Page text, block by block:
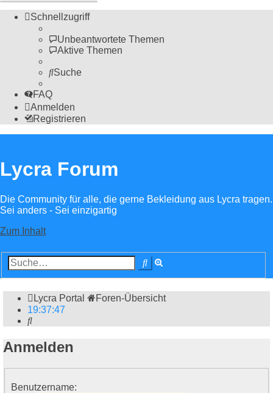
Schnellzugriff
Unbeantwortete Themen
Aktive Themen
Suche
FAQ
Anmelden
Registrieren
Lycra Forum
Die Community für alle, die gerne Bekleidung aus Lycra tragen.
Sei anders - Sei einzigartig
Zum Inhalt
Suche
Lycra Portal
Foren-Übersicht
19:37:47
Suche
Anmelden
Benutzername: